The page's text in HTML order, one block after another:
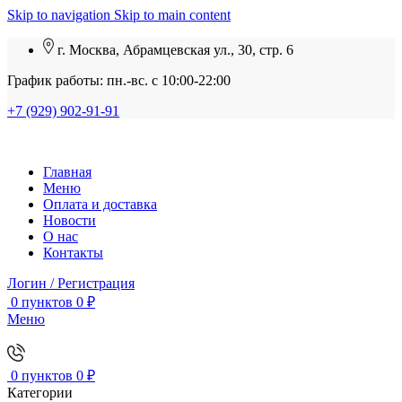
Skip to navigation Skip to main content
г. Москва, Абрамцевская ул., 30, стр. 6
График работы: пн.-вс. с 10:00-22:00
+7 (929) 902-91-91
Главная
Меню
Оплата и доставка
Новости
О нас
Контакты
Логин / Регистрация
0 пунктов 0 ₽
Меню
0 пунктов 0 ₽
Категории